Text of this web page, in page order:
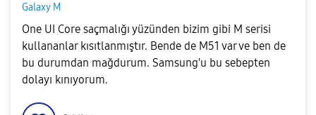
Galaxy M
One UI Core saçmalığı yüzünden bizim gibi M serisi
kullananlar kısıtlanmıştır. Bende de M51 var ve ben de
bu durumdan mağdurum. Samsung'u bu sebepten
dolayı kınıyorum.